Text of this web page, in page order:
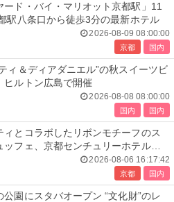
ード・バイ・マリオット京都駅」11
駅八条口から徒歩3分の最新ホテル
2026-08-09 08:00:00
京都 国内
ィ＆ディアダニエル”の秋スイーツビ
ヒルトン広島で開催
2026-08-08 08:00:00
国内 国内
ィとコラボしたリボンモチーフのス
ッフェ、京都センチュリーホテルで
2026-08-06 16:17:42
京都 国内
公園にスタバオープン “文化財”のレ